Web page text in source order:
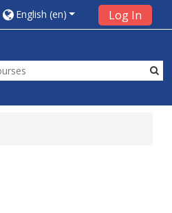
English ‎(en)‎ Log In